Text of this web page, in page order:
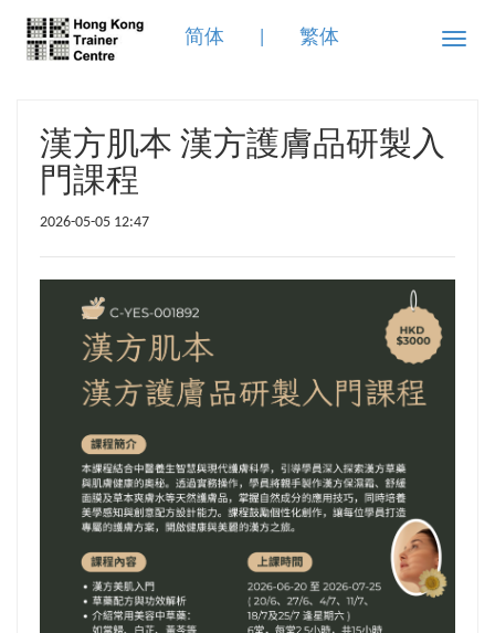
Toggle
简体 繁体
漢方肌本 漢方護膚品研製入
門課程
2026-05-05 12:47